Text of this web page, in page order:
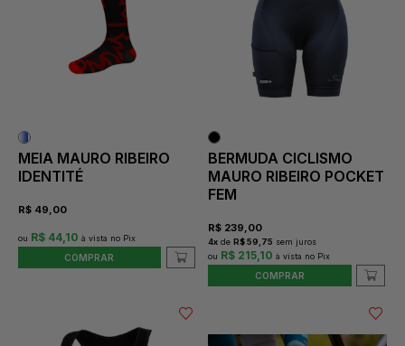
MEIA MAURO RIBEIRO
IDENTITÉ
R$ 49,00
R$ 44,10
COMPRAR
BERMUDA CICLISMO
MAURO RIBEIRO POCKET
FEM
R$ 239,00
4x de R$ 59,75 sem juros
R$ 215,10
COMPRAR